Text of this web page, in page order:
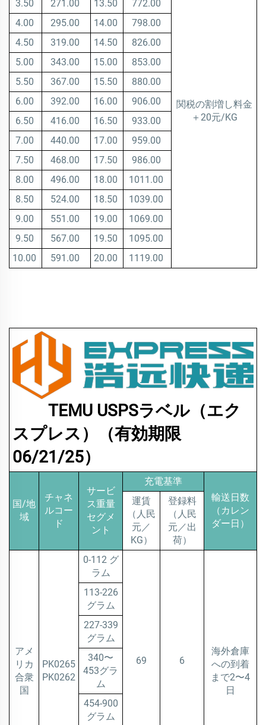
関税の割増し料金
＋20元/KG
3.50 271.00 13.50
772.00
4.00
295.00 14.00
798.00
4.50
319.00 14.50
826.00
5.00
343.00 15.00
853.00
5.50
367.00 15.50
880.00
6.00
392.00 16.00
906.00
6.50
416.00 16.50
933.00
7.00
440.00 17.00
959.00
7.50
468.00 17.50
986.00
8.00
496.00 18.00
1011.00
8.50
524.00 18.50
1039.00
9.00
551.00 19.00
1069.00
9.50
567.00 19.50
1095.00
10.00
591.00 20.00 1119.00
TEMU USPSラベル（エク
スプレス）（有効期限
06/21/25）
国/地
域
チャネ
ルコー
ド
サービ
ス重量
セグメ
ント
充電基準
輸送日数
（カレン
ダー日）
運賃
（人民
元／
KG）
登録料
（人民
元／出
荷）
アメ
リカ
合衆
国
PK0265
PK0262
0-112 グ
ラム
69 6
海外倉庫
への到着
まで2〜4
日
113-226
グラム
227-339
グラム
340〜
453グラ
ム
454-900
グラム